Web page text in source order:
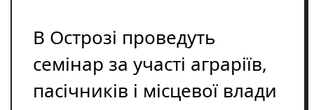
В Острозі проведуть
семінар за участі аграріїв,
пасічників і місцевої влади